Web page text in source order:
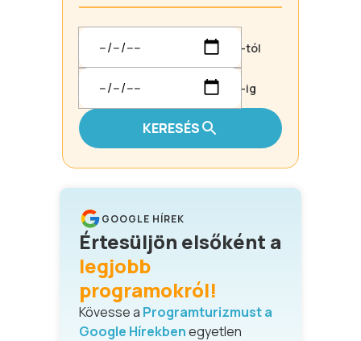
-tól
-ig
KERESÉS
GOOGLE HÍREK
Értesüljön elsőként a
legjobb
programokról!
Kövesse a Programturizmust a
Google Hírekbenegyetlen